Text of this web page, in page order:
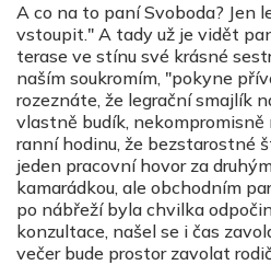
A co na to paní Svoboda? Jen
vstoupit." A tady už je vidět
terase ve stínu své krásné
naším soukromím, "pokyne
rozeznáte, že legrační smajlík
vlastně budík,
ranní hodinu, že bezstarostné
jeden pracovní hovor za
kamarádkou, ale obchodním
po nábřeží byla chvilka
konzultace, našel se i čas
večer bude prostor zavolat